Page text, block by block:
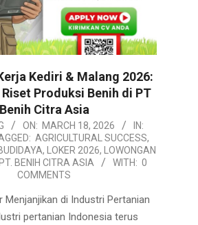
Kediri & Malang 2026:
Produksi Benih di PT
Benih Citra Asia
ON: MARCH 18, 2026
IN:
AGRICULTURAL SUCCESS,
, LOKER 2026,
LOWONGAN
PT. BENIH CITRA ASIA WITH: 0
COMMENTS
Menjanjikan di Industri Pertanian
pertanian Indonesia terus